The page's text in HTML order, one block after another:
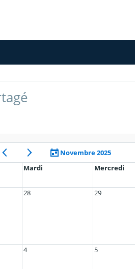
Novembre 2025
Mardi Mercredi
28 29
4 5